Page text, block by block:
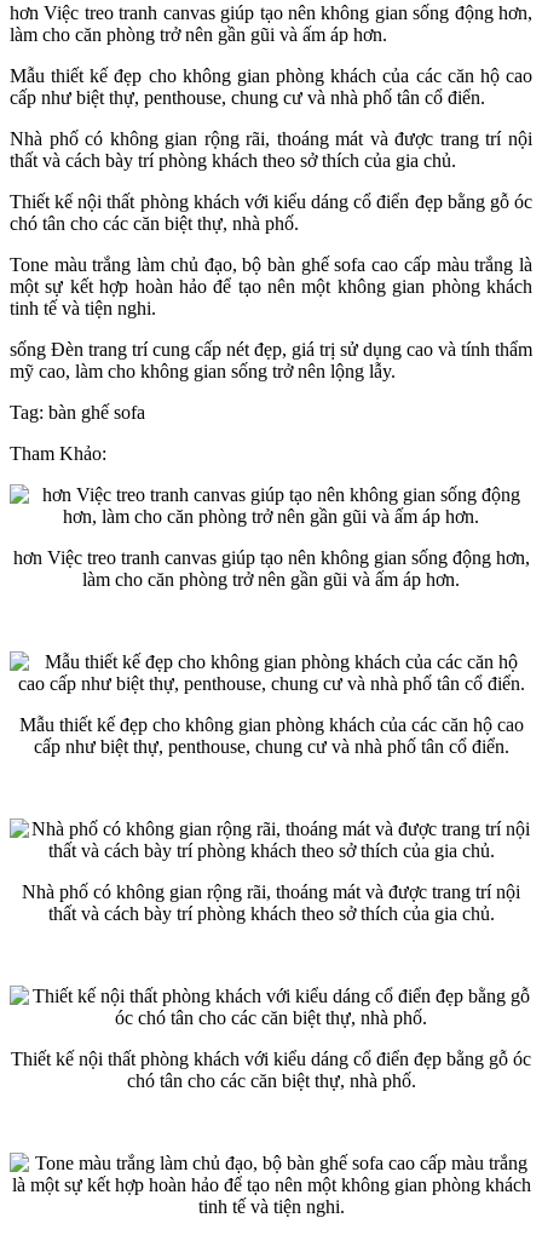
hơn Việc treo tranh canvas giúp tạo nên không gian sống động hơn,
làm cho căn phòng trở nên gần gũi và ấm áp hơn.
Mẫu thiết kế đẹp cho không gian phòng khách của các căn hộ cao
cấp như biệt thự, penthouse, chung cư và nhà phố tân cổ điển.
Nhà phố có không gian rộng rãi, thoáng mát và được trang trí nội
thất và cách bày trí phòng khách theo sở thích của gia chủ.
Thiết kế nội thất phòng khách với kiểu dáng cổ điển đẹp bằng gỗ óc
chó tân cho các căn biệt thự, nhà phố.
Tone màu trắng làm chủ đạo, bộ bàn ghế sofa cao cấp màu trắng là
một sự kết hợp hoàn hảo để tạo nên một không gian phòng khách
tinh tế và tiện nghi.
sống Đèn trang trí cung cấp nét đẹp, giá trị sử dụng cao và tính thẩm
mỹ cao, làm cho không gian sống trở nên lộng lẫy.
Tag: bàn ghế sofa
Tham Khảo:
hơn Việc treo tranh canvas giúp tạo nên không gian sống động hơn,
làm cho căn phòng trở nên gần gũi và ấm áp hơn.
Mẫu thiết kế đẹp cho không gian phòng khách của các căn hộ cao
cấp như biệt thự, penthouse, chung cư và nhà phố tân cổ điển.
Nhà phố có không gian rộng rãi, thoáng mát và được trang trí nội
thất và cách bày trí phòng khách theo sở thích của gia chủ.
Thiết kế nội thất phòng khách với kiểu dáng cổ điển đẹp bằng gỗ óc
chó tân cho các căn biệt thự, nhà phố.